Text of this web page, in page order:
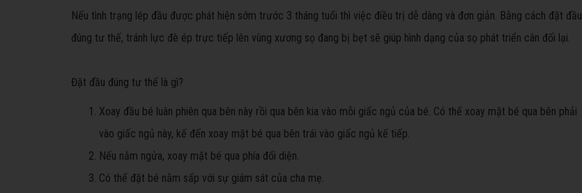
Nếu tình trạng lép đầu được phát hiện sớm trước 3 tháng tuổi thì việc điều trị dễ dàng và đơn giản. Bằng cách đặt đầu
đúng tư thế, tránh lực đè ép trực tiếp lên vùng xương sọ đang bị bẹt sẽ giúp hình dạng của sọ phát triển cân đối lại.
Đặt đầu đúng tư thế là gì?
Xoay đầu bé luân phiên qua bên này rồi qua bên kia vào mỗi giấc ngủ của bé. Có thể xoay mặt bé qua bên phải
vào giấc ngủ này, kế đến xoay mặt bé qua bên trái vào giấc ngủ kế tiếp.
Nếu nằm ngửa, xoay mặt bé qua phía đối diện.
Có thể đặt bé nằm sấp với sự giám sát của cha mẹ.